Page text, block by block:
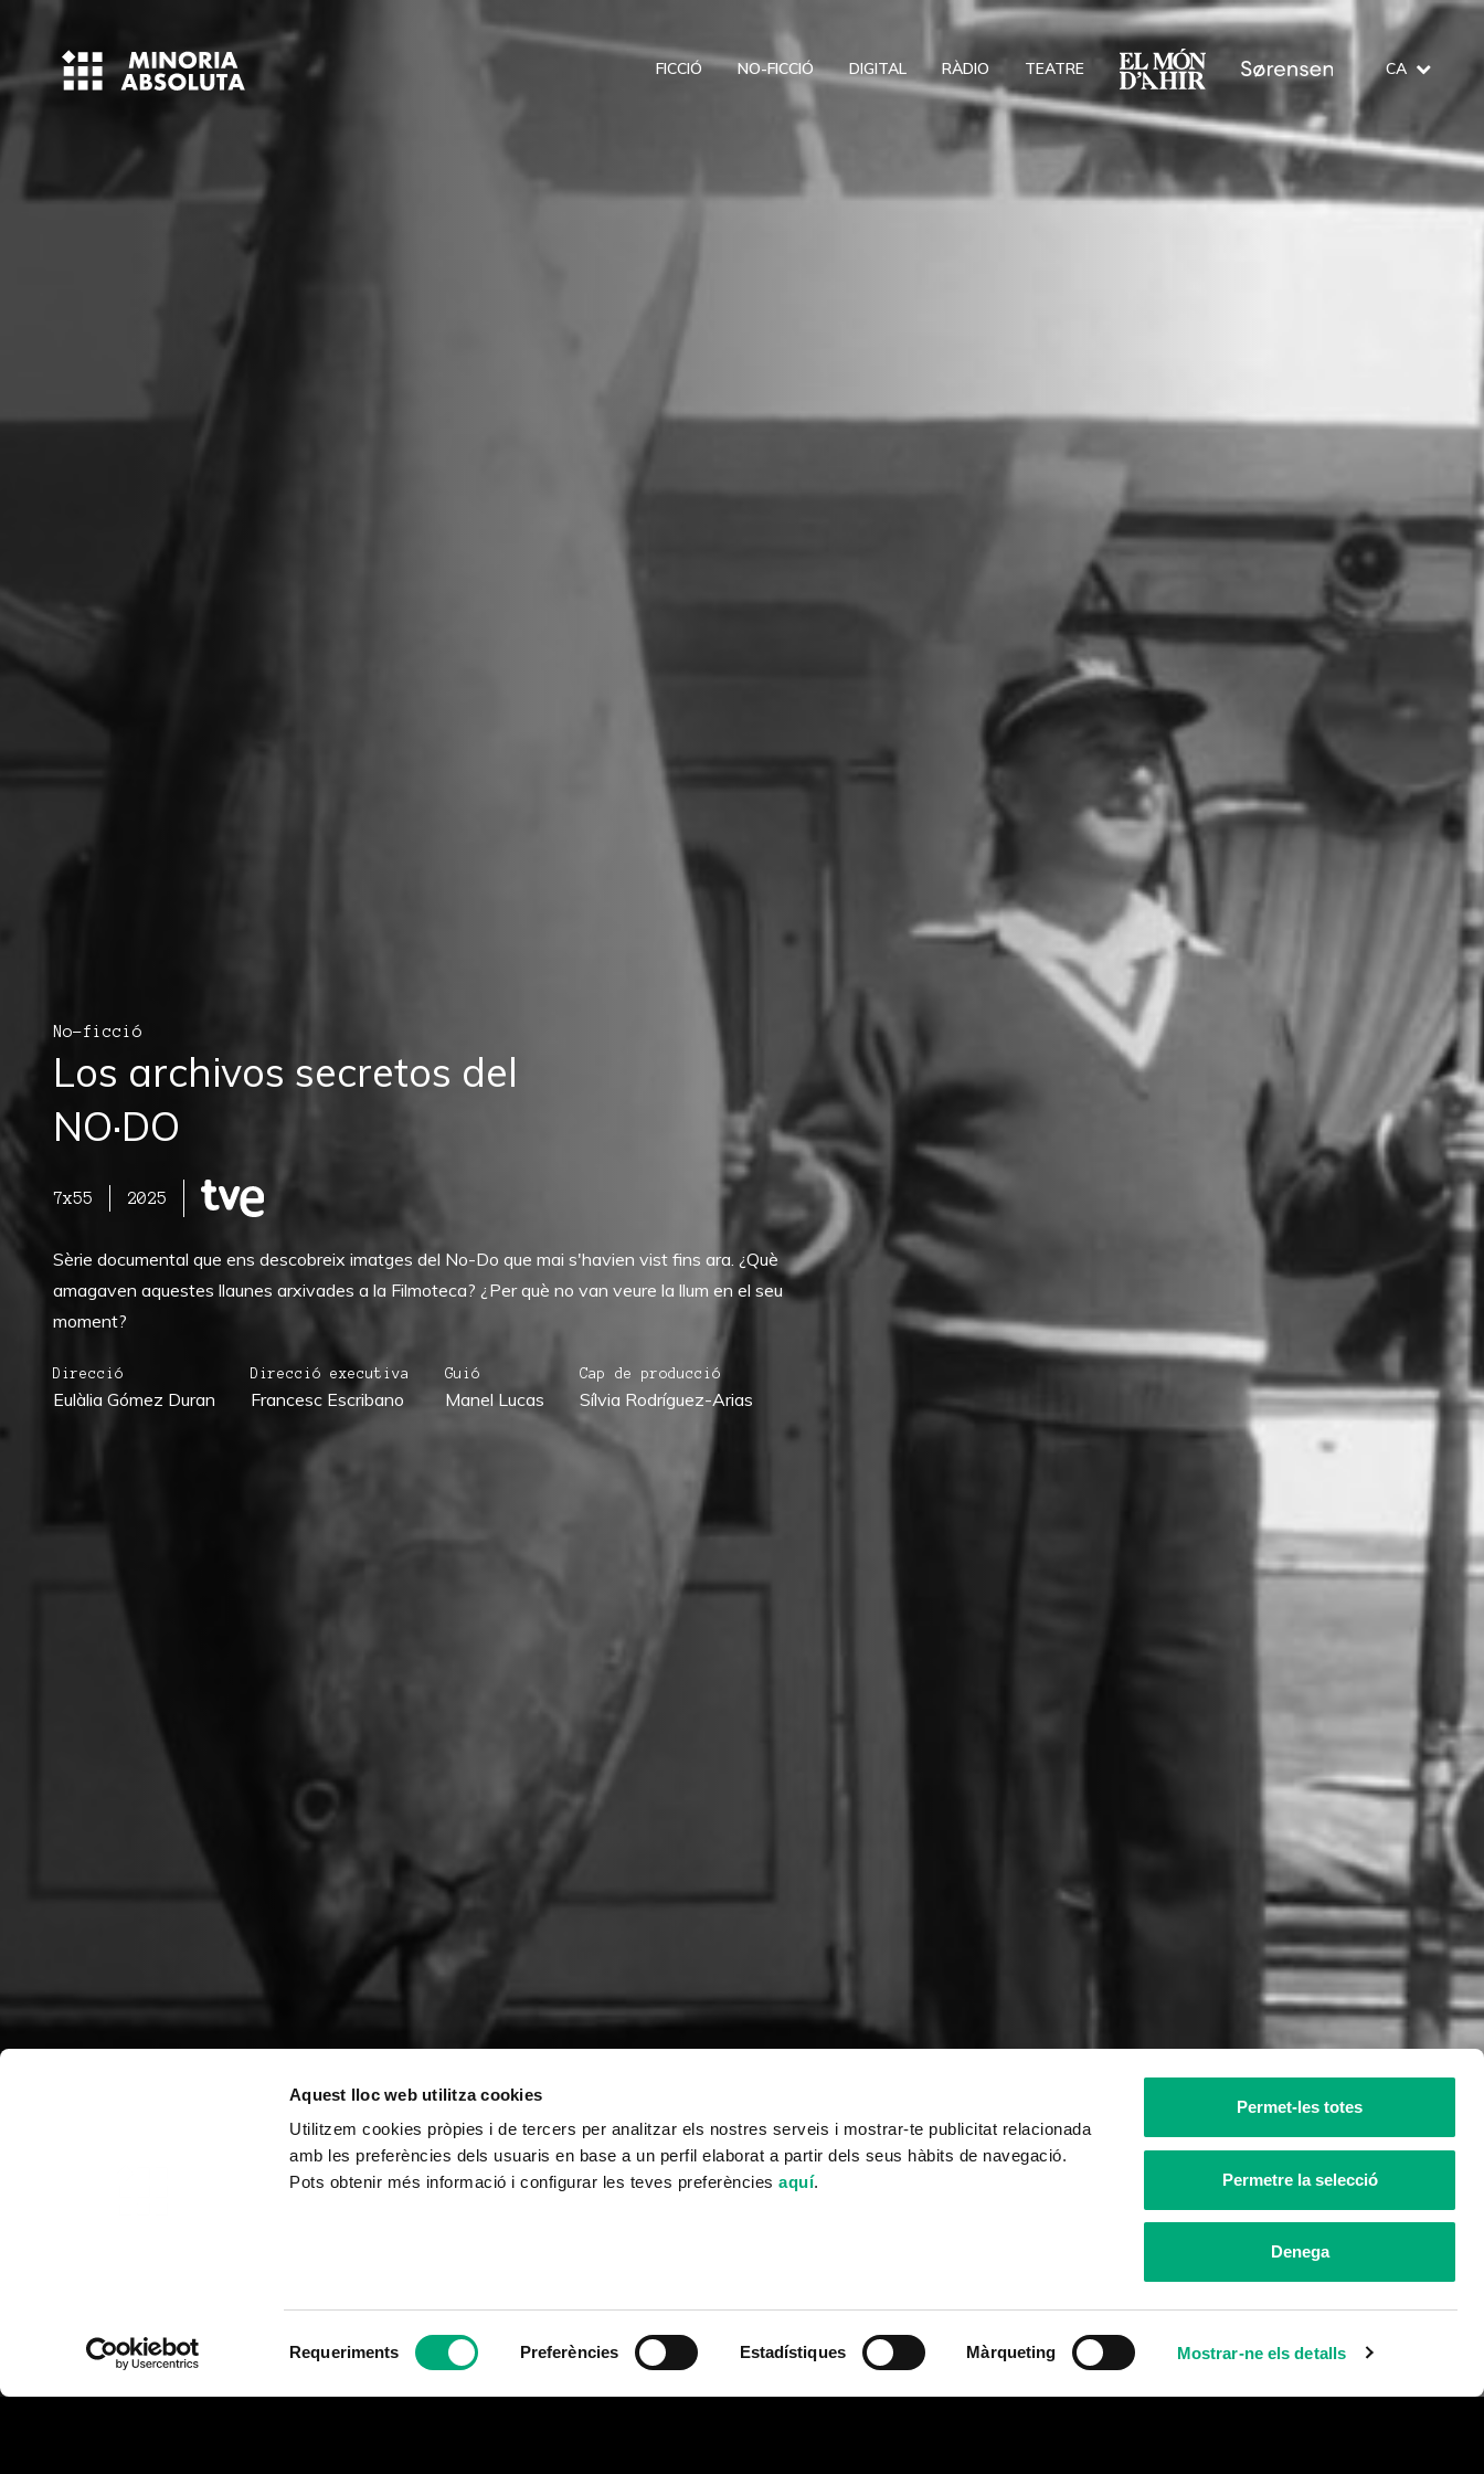
Aquest lloc web utilitza cookies
Utilitzem cookies pròpies i de tercers per analitzar els nostres serveis i mostrar-te publicitat relacionada
amb les preferències dels usuaris en base a un perfil elaborat a partir dels seus hàbits de navegació.
Pots obtenir més informació i configurar les teves preferènciesaquí.
Requeriments Preferències Estadístiques Màrqueting Mostrar-ne els detalls
Permet-les totes
Permetre la selecció
Denega
FICCIÓ NO-FICCIÓ DIGITAL RÀDIO TEATRE CA
No-ficció
Los archivos secretos del
NO·DO
7x55 2025
Sèrie documental que ens descobreix imatges del No-Do que mai s'havien vist fins ara. ¿Què
amagaven aquestes llaunes arxivades a la Filmoteca? ¿Per què no van veure la llum en el seu
moment?
Direcció
Eulàlia Gómez Duran
Direcció executiva
Francesc Escribano
Guió
Manel Lucas
Cap de producció
Sílvia Rodríguez-Arias